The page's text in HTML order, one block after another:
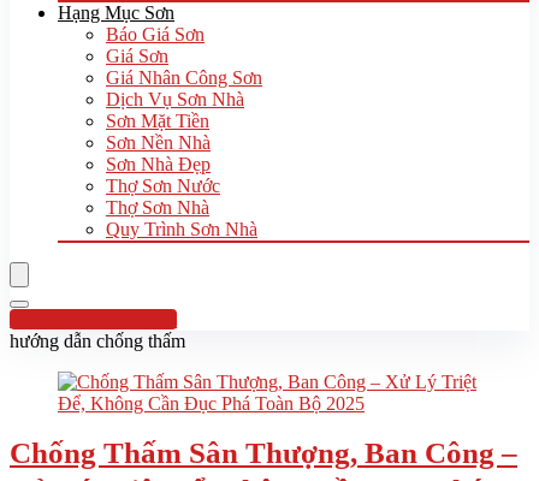
Hạng Mục Sơn
Báo Giá Sơn
Giá Sơn
Giá Nhân Công Sơn
Dịch Vụ Sơn Nhà
Sơn Mặt Tiền
Sơn Nền Nhà
Sơn Nhà Đẹp
Thợ Sơn Nước
Thợ Sơn Nhà
Quy Trình Sơn Nhà
Hotline:0961 894 472
hướng dẫn chống thấm
Chống Thấm Sân Thượng, Ban Công –